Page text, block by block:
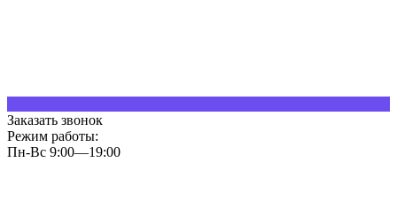
Заказать звонок
Режим работы:
Пн-Вс 9:00—19:00